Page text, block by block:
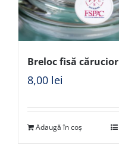
Breloc fisă cărucior
8,00 lei
Adaugă în coș